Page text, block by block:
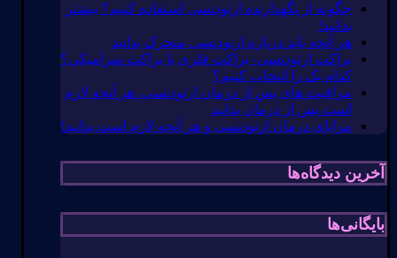
چگونه از نگهدارنده ارتودنسی استفاده کنیم؟ بیشتر
بدانید!
هر آنچه باید درباره ارتودنسی متحرک بدانید
براکت ارتودنسی- براکت فلزی یا براکت سرامیکی؟
کدام یک را انتخاب کنیم؟
مراقبت های پس از درمان ارتودنسی، هر آنچه لازم
است پس از درمان بدانید
مزایای درمان ارتودنسی و هر آنچه لازم است بدانید!
آخرین دیدگاه‌ها
بایگانی‌ها